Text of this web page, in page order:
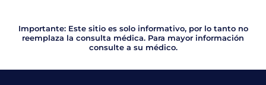
Importante: Este sitio es solo informativo, por lo tanto no
reemplaza la consulta médica. Para mayor información
consulte a su médico.